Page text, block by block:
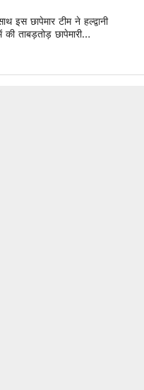
इस छापेमार टीम ने हल्द्वानी
ताबड़तोड़ छापेमारी…